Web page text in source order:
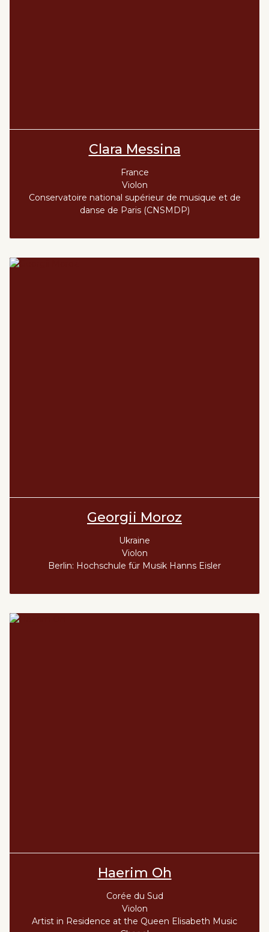
Clara Messina
France
Violon
Conservatoire national supérieur de musique et de
danse de Paris (CNSMDP)
Georgii Moroz
Ukraine
Violon
Berlin: Hochschule für Musik Hanns Eisler
Haerim Oh
Corée du Sud
Violon
Artist in Residence at the Queen Elisabeth Music